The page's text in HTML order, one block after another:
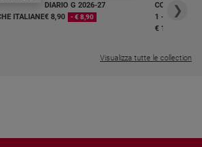
ITALIANE
DIARIO G 2026-27
€ 8,90
- € 8,90
COLLANA
1 - 2
€ 18,50
❯
Visualizza tutte le collection